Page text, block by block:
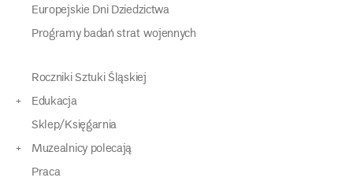
Europejskie Dni Dziedzictwa
Programy badań strat wojennych
Roczniki Sztuki Śląskiej
Edukacja
Sklep/Księgarnia
Muzealnicy polecają
Praca